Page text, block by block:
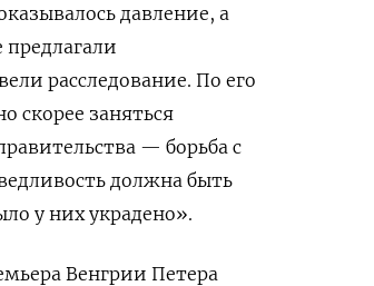
давление, а
расследование. По его
скорее заняться
— борьба с
должна быть
у них украдено».
Венгрии Петера